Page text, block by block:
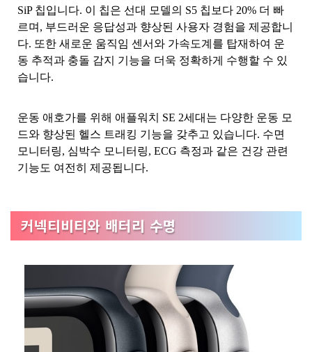
SiP 칩입니다. 이 칩은 선대 모델의 S5 칩보다 20% 더 빠
르며, 부드러운 응답성과 향상된 사용자 경험을 제공합니
다. 또한 새로운 움직임 센서와 가속도계를 탑재하여 운
동 추적과 충돌 감지 기능을 더욱 정확하게 수행할 수 있
습니다.
운동 애호가를 위해 애플워치 SE 2세대는 다양한 운동 모
드와 향상된 헬스 트래킹 기능을 갖추고 있습니다. 수면
모니터링, 심박수 모니터링, ECG 측정과 같은 건강 관련
기능도 여전히 제공됩니다.
커넥티비티와 배터리 수명